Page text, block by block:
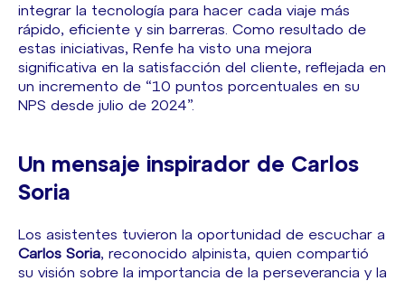
integrar la tecnología para hacer cada viaje más
rápido, eficiente y sin barreras. Como resultado de
estas iniciativas, Renfe ha visto una mejora
significativa en la satisfacción del cliente, reflejada en
un incremento de “10 puntos porcentuales en su
NPS desde julio de 2024”.
Un mensaje inspirador de Carlos
Soria
Los asistentes tuvieron la oportunidad de escuchar a
Carlos Soria, reconocido alpinista, quien compartió
su visión sobre la importancia de la perseverancia y la